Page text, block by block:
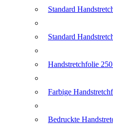
Standard
Standard
Handstretchfolie
Farbige
Bedruckte